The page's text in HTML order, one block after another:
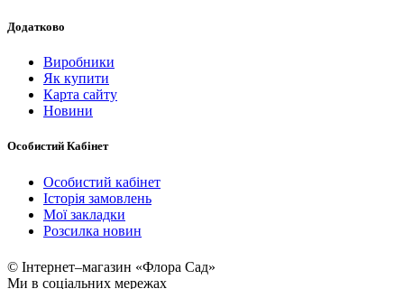
Додатково
Виробники
Як купити
Карта сайту
Новини
Особистий Кабінет
Особистий кабінет
Історія замовлень
Мої закладки
Розсилка новин
© Інтернет–магазин «Флора Сад»
Ми в соціальних мережах